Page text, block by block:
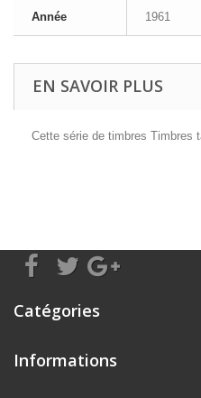
Année 1961
EN SAVOIR PLUS
Cette série de timbres Timbres
Catégories
Informations